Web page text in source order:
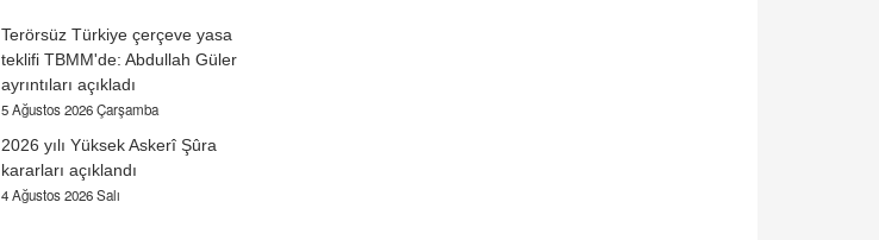
Terörsüz Türkiye çerçeve yasa
teklifi TBMM'de: Abdullah Güler
ayrıntıları açıkladı
5 Ağustos 2026 Çarşamba
2026 yılı Yüksek Askerî Şûra
kararları açıklandı
4 Ağustos 2026 Salı